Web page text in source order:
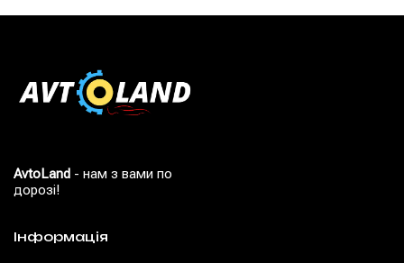
AvtoLand - нам з вами по
дорозі!
Інформація